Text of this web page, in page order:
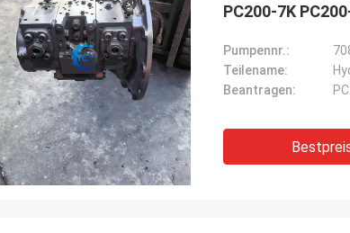
PC200-7K
Pumpennr.:
Teilename:
Beantragen: